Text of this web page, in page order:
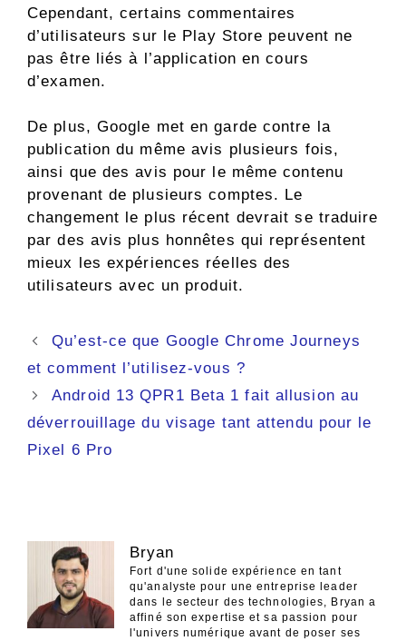
Cependant, certains commentaires
d’utilisateurs sur le Play Store peuvent ne
pas être liés à l’application en cours
d’examen.
De plus, Google met en garde contre la
publication du même avis plusieurs fois,
ainsi que des avis pour le même contenu
provenant de plusieurs comptes. Le
changement le plus récent devrait se traduire
par des avis plus honnêtes qui représentent
mieux les expériences réelles des
utilisateurs avec un produit.
Navigation
des
Qu’est-ce que Google Chrome Journeys
et comment l’utilisez-vous ?
Android 13 QPR1 Beta 1 fait allusion au
déverrouillage du visage tant attendu pour le
Pixel 6 Pro
Bryan
Fort d'une solide expérience en tant
qu'analyste pour une entreprise leader
dans le secteur des technologies, Bryan a
affiné son expertise et sa passion pour
l'univers numérique avant de poser ses